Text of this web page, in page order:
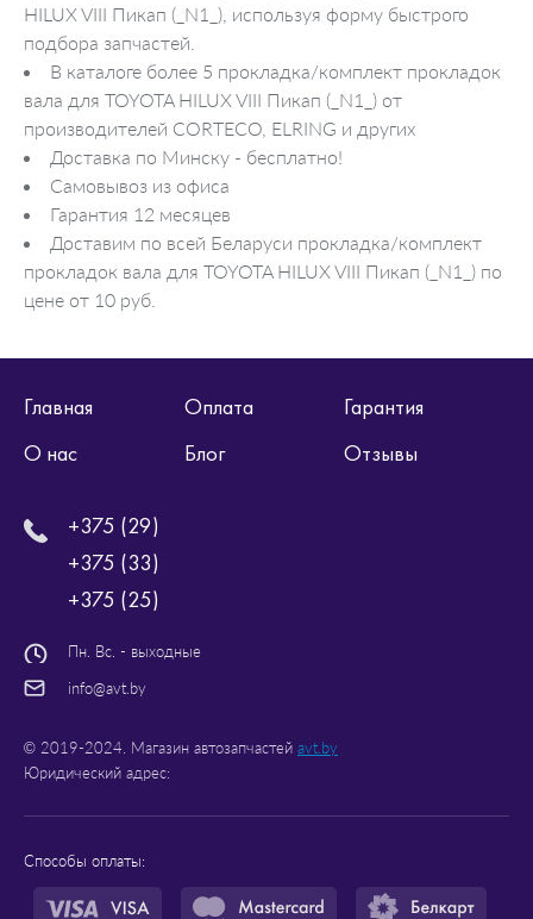
HILUX VIII Пикап (_N1_), используя форму быстрого
подбора запчастей.
В каталоге более 5 прокладка/комплект прокладок
вала для TOYOTA HILUX VIII Пикап (_N1_) от
производителей CORTECO, ELRING и других
Доставка по Минску - бесплатно!
Самовывоз из офиса
Гарантия 12 месяцев
Доставим по всей Беларуси прокладка/комплект
прокладок вала для TOYOTA HILUX VIII Пикап (_N1_) по
цене от 10 руб.
Главная Оплата
Гарантия
О нас
Блог Отзывы
+375 (29)
+375 (33)
+375 (25)
Пн. Вс. - выходные
info@avt.by
© 2019-2024. Магазин автозапчастей avt.by
Юридический адрес:
Способы оплаты: